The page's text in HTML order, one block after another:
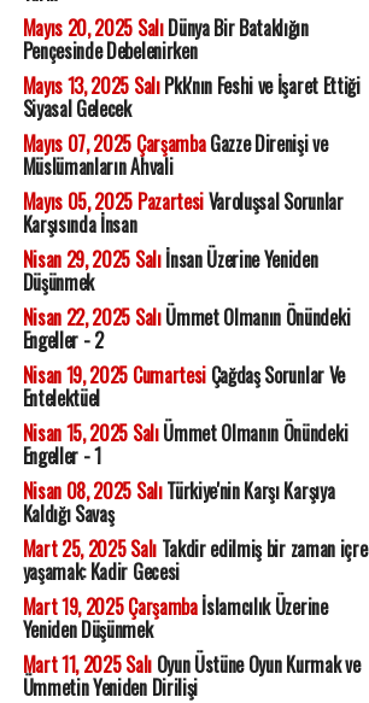
Mayıs 20, 2025 SalıDünya Bir Bataklığın
Pençesinde Debelenirken
Mayıs 13, 2025 SalıPkk'nın Feshi ve İşaret Ettiği
Siyasal Gelecek
Mayıs 07, 2025 ÇarşambaGazze Direnişi ve
Müslümanların Ahvali
Mayıs 05, 2025 PazartesiVaroluşsal Sorunlar
Karşısında İnsan
Nisan 29, 2025 Salıİnsan Üzerine Yeniden
Düşünmek
Nisan 22, 2025 SalıÜmmet Olmanın Önündeki
Engeller - 2
Nisan 19, 2025 CumartesiÇağdaş Sorunlar Ve
Entelektüel
Nisan 15, 2025 SalıÜmmet Olmanın Önündeki
Engeller - 1
Nisan 08, 2025 SalıTürkiye'nin Karşı Karşıya
Kaldığı Savaş
Mart 25, 2025 SalıTakdir edilmiş bir zaman içre
yaşamak: Kadir Gecesi
Mart 19, 2025 Çarşambaİslamcılık Üzerine
Yeniden Düşünmek
Mart 11, 2025 SalıOyun Üstüne Oyun Kurmak ve
Ümmetin Yeniden Dirilişi